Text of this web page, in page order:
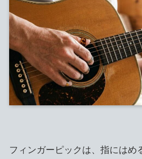
フィンガーピックは、指にはめ